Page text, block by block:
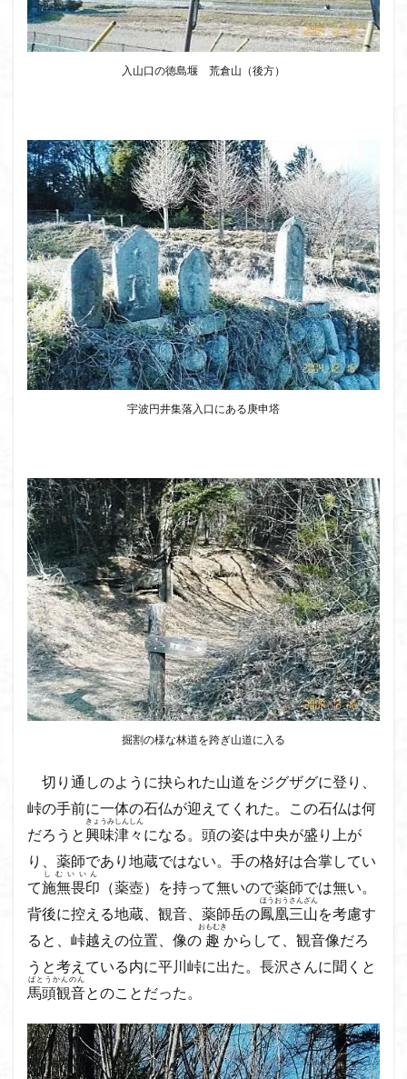
入山口の徳島堰 荒倉山（後方）
宇波円井集落入口にある庚申塔
掘割の様な林道を跨ぎ山道に入る
切り通しのように抉られた山道をジグザグに登り、
峠の手前に一体の石仏が迎えてくれた。この石仏は何
だろうと興味津々
きょうみしんしん
になる。頭の姿は中央が盛り上が
り、薬師であり地蔵ではない。手の格好は合掌してい
て施無畏印
しむいいん
（薬壺）を持って無いので薬師では無い。
背後に控える地蔵、観音、薬師岳の鳳凰三山
ほうおうさんざん
を考慮す
ると、峠越えの位置、像の 趣
おもむき
からして、観音像だろ
うと考えている内に平川峠に出た。長沢さんに聞くと
馬頭観音
ばとうかんのん
とのことだった。
姥捨山
奥能登 3月
ハシリドコロ
ホタルブクロ
ブナ林 ブナ
ヒンドゥーの祠
ヒロハコンロウソウ
ヒマラヤ杉
ハクサンフクロ
ホテイラン
ハクサンチドリ
ハクサンイチゲ
ハカランダ
ハイグレード
ハイキングコース
ネジバナ
ニッコウキスゲ
なまこ壁
トウゴクミツバツツジ
デリー
ツバメオモト
ツツジ ツクモグサ
チングルマ
ボタンネコノメソウ
ほら貝
チゴユリ
ヤマエンゴサク
一等三角点
ロッジ山旅企画
ロッジ山旅
ロウバイ
ロープウェイ
ルドラプラヤグ
ルーティーン
リハビリ
ラベンダー畑
ラショウモンカズラ
ヨシバシオガマ
ユカデ
ヤマイワカガミ
ミヤマキンバイ
ミヤマカタバミ
ミネザクラ
みなかみ町
みどり池 ミツマタ
ミツバツツジ
マユミ
マッターホルン チャニー
たばこ神社
三国山脈
ウダイカンバの大木
カレンフェルト
カツラの巨木
カッコウソウ カタクリ
カール
お花見
お坊山 オノエラン
オオイヌノフグリ
エビネ
エゾシカ エゾシオガマ
ウメバチソウ
ウスユキソウ
キギノ沢 ウサギギク
インド
イワツメクサ
イワカガミ
イチゲの群衆
イタヤカエデ
イカリソウ
アズマシャクナゲ
アズマイチゲ
アジサイ
アキチョウジ
アカヤシオ
カワヅザクラ
キタミソウ
タツミソウ
ジジ岩・ババ岩
タチツボスミレ
タケノコ
ダケガンバの倒木
タカネシオガマ
ダイヤモンド富士
ダイコンソウ
そば福
シロヤシオ
シロバナイワカガミ
シラネアオイ
ジョシマート
ショウジョウバカマ
シャクナゲ
シモツケソウ
シヴァ神
コマクサ
コイワカガミ
コアジサイ
ゲンコツ山
ぐんま百名山 クルマユリ